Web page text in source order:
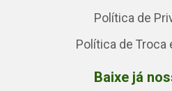
Política de
Política de Troca
Baixe já